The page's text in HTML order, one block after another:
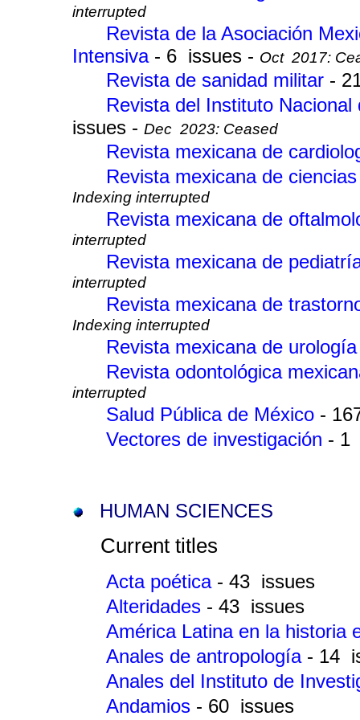
interrupted
Revista de la Asociación
Intensiva - 6 issues - Oct 2017:
Revista de sanidad militar -
Revista del Instituto
issues - Dec 2023: Ceased
Revista mexicana de
Revista mexicana de
Indexing interrupted
Revista mexicana de
interrupted
Revista mexicana de
interrupted
Revista mexicana de
Indexing interrupted
Revista mexicana de
Revista odontológica
interrupted
Salud Pública de México -
Vectores de investigación - 1
HUMAN SCIENCES
Current titles
Acta poética - 43 issues
Alteridades - 43 issues
América Latina en la historia
Anales de antropología - 14
Anales del Instituto de
Andamios - 60 issues